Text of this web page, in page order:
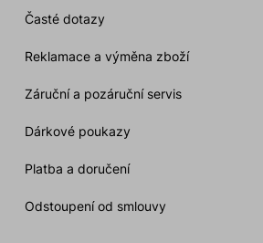
Časté dotazy
Reklamace a výměna zboží
Záruční a pozáruční servis
Dárkové poukazy
Platba a doručení
Odstoupení od smlouvy